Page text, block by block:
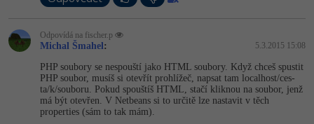
Kurzy e-commerce
Testování softwaru
Datová analýza
Digitální gramotnost
Kurzy designu
HTML/CSS -80%
Photoshop -80%
Příběhy absolventů
Odpovídá na fischer.p
Michal Šmahel: 5.3.2015 15:08
PHP soubory se nespouští jako HTML soubory. Když chceš spustit
PHP soubor, musíš si otevřít prohlížeč, napsat tam localhost/ces­
ta/k/souboru. Pokud spouštíš HTML, stačí kliknou na soubor, jenž
má být otevřen. V Netbeans si to určitě lze nastavit v těch
properties (sám to tak mám).